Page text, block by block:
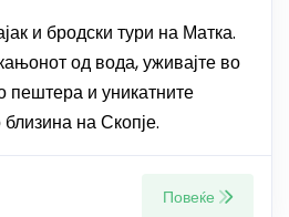
и бродски тури на Матка.
од вода, уживајте во
пештера и уникатните
на Скопје.
Повеќе